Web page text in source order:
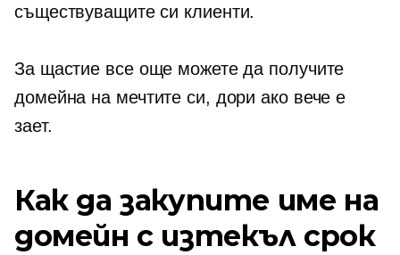
съществуващите си клиенти.
За щастие все още можете да получите
домейна на мечтите си, дори ако вече е
зает.
Как да закупите име на
домейн с изтекъл срок